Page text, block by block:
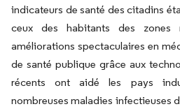
indicateurs de santé des citadins
ceux des habitants des zones
améliorations spectaculaires en
de santé publique grâce aux
récents ont aidé les pays
nombreuses maladies infectieuses